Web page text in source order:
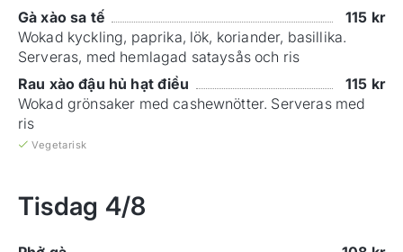
Gà xào sa tế
115 kr
Wokad kyckling, paprika, lök, koriander, basillika.
Serveras, med hemlagad sataysås och ris
Rau xào đậu hủ hạt điều
115 kr
Wokad grönsaker med cashewnötter. Serveras med
ris
Vegetarisk
Tisdag 4/8